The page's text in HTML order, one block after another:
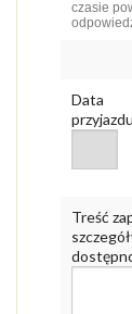
czasie
Data
Treść